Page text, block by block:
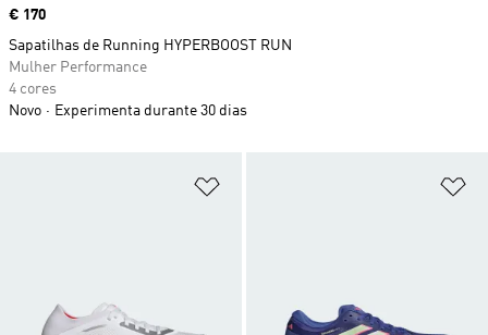
Price
€ 170
Sapatilhas de Running HYPERBOOST RUN
Mulher Performance
4 cores
Novo
Experimenta durante 30 dias